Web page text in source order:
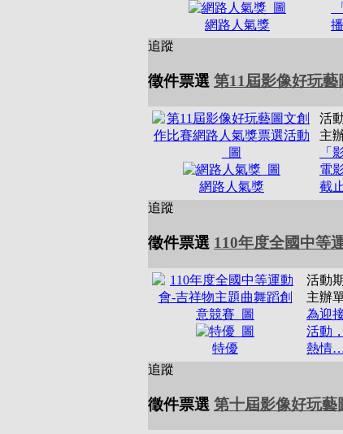
網路人氣獎
追蹤
徵件票選 第11屆影像好玩
網路人氣獎
活
主
「
電
截止
追蹤
徵件票選 110年度全國中等
特優
活動
主辦
為迎
活動
熱情
追蹤
徵件票選 第十屆影像好玩藝